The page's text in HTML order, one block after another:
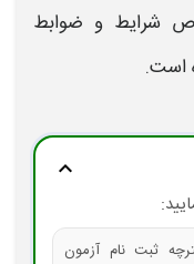
شرایط و ضوابط
است.
expand_more
ای) دفترچه ثبت نام آزمون